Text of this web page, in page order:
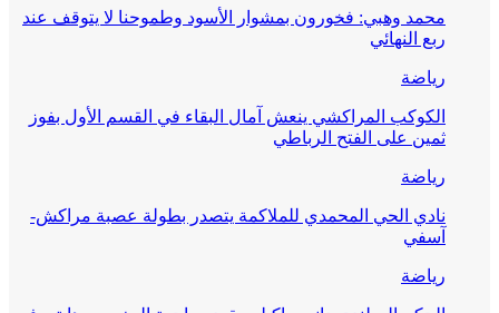
محمد وهبي: فخورون بمشوار الأسود وطموحنا لا يتوقف عند
ربع النهائي
رياضة
الكوكب المراكشي ينعش آمال البقاء في القسم الأول بفوز
ثمين على الفتح الرباطي
رياضة
نادي الحي المحمدي للملاكمة يتصدر بطولة عصبة مراكش-
آسفي
رياضة